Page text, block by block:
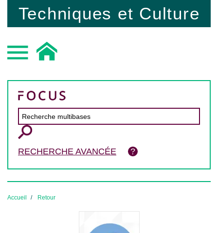
Techniques et Culture
RECHERCHE AVANCÉE
Accueil Retour